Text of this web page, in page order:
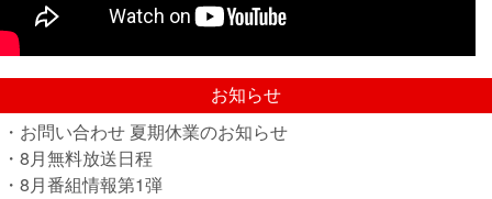
お知らせ
・お問い合わせ 夏期休業のお知らせ
・8月無料放送日程
・8月番組情報第1弾